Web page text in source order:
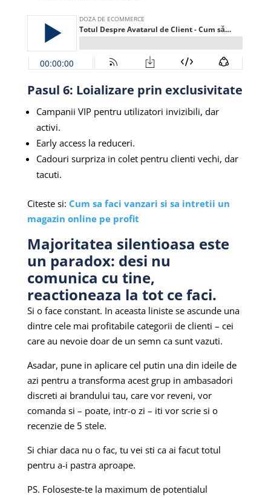
Pasul 6: Loializare prin exclusivitate
Campanii VIP pentru utilizatori invizibili, dar
activi.
Early access la reduceri.
Cadouri surpriza in colet pentru clienti vechi, dar
tacuti.
Citeste si: Cum sa faci vanzari si sa intretii un
magazin online pe profit
Majoritatea silentioasa este
un paradox: desi nu
comunica cu tine,
reactioneaza la tot ce faci.
Si o face constant. In aceasta liniste se ascunde una
dintre cele mai profitabile categorii de clienti – cei
care au nevoie doar de un semn ca sunt vazuti.
Asadar, pune in aplicare cel putin una din ideile de
azi pentru a transforma acest grup in ambasadori
discreti ai brandului tau, care vor reveni, vor
comanda si – poate, intr-o zi – iti vor scrie si o
recenzie de 5 stele.
Si chiar daca nu o fac, tu vei sti ca ai facut totul
pentru a-i pastra aproape.
PS. Foloseste-te la maximum de potentialul